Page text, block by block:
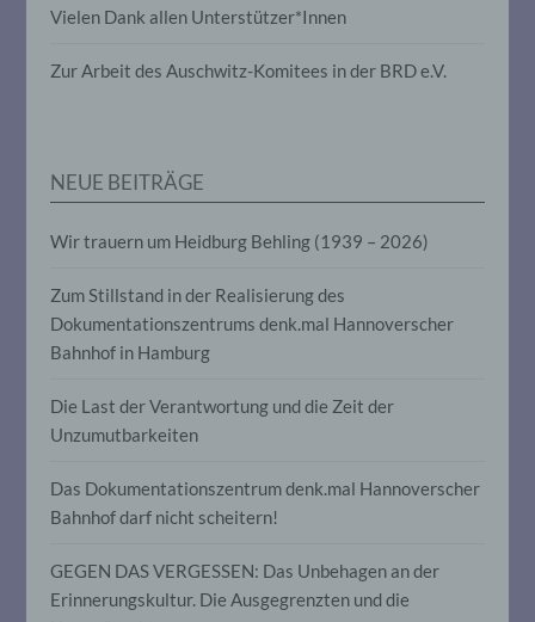
Vielen Dank allen Unterstützer*Innen
Zur Arbeit des Auschwitz-Komitees in der BRD e.V.
NEUE BEITRÄGE
Wir trauern um Heidburg Behling (1939 – 2026)
Zum Stillstand in der Realisierung des
Dokumentationszentrums denk.mal Hannoverscher
Bahnhof in Hamburg
Die Last der Verantwortung und die Zeit der
Unzumutbarkeiten
Das Dokumentationszentrum denk.mal Hannoverscher
Bahnhof darf nicht scheitern!
GEGEN DAS VERGESSEN: Das Unbehagen an der
Erinnerungskultur. Die Ausgegrenzten und die
die darin besteht, dass diese
insbesondere, um Aspekte bezüglich
Arbeitsleistung, wirtschaftlicher Lage,
Interessen, Zuverlässigkeit, Verhalten,
natürlichen Person zu analysieren oder
Pseudonymisierung ist die Verarbeitung
auf welche die personenbezogenen Daten
ohne Hinzuziehung zusätzlicher
Informationen nicht mehr einer
zugeordnet werden können, sofern diese
zusätzlichen Informationen gesondert
aufbewahrt werden und technischen und